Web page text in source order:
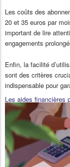
Les coûts des
20 et 35 euros par
important de lire
engagements
Enfin, la facilité
sont des critères
indispensable pour
Les aides financières